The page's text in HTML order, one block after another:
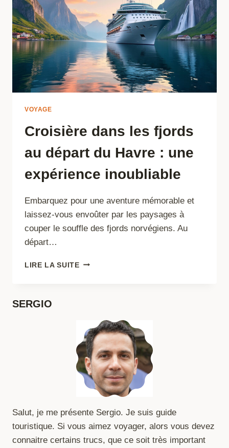
VOYAGE
Croisière dans les fjords
au départ du Havre : une
expérience inoubliable
Embarquez pour une aventure mémorable et
laissez-vous envoûter par les paysages à
couper le souffle des fjords norvégiens. Au
départ…
LIRE LA SUITECROISIÈRE
DU
HAVRE
:
UNE
EXPÉRIENCE
INOUBLIABLE
SERGIO
Salut, je me présente Sergio. Je suis guide
touristique. Si vous aimez voyager, alors vous devez
connaitre certains trucs, que ce soit très important